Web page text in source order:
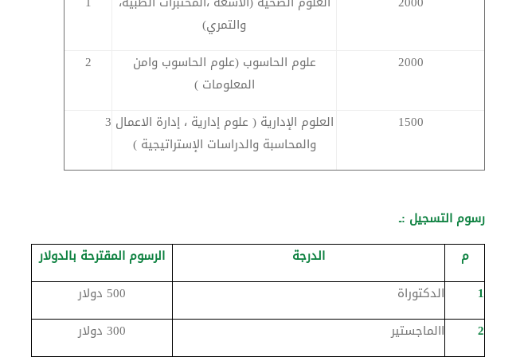
والتمري)
2000
علوم الحاسوب (علوم الحاسوب وامن
المعلومات )
2
1500
العلوم الإدارية ( علوم إدارية ، إدارة الاعمال
والمحاسبة والدراسات الإستراتيجية )
3
رسوم التسجيل :ـ
م
الدرجة
الرسوم المقترحة بالدولار
1
الدكتوراة
500 دولار
2
االماجستير
300 دولار